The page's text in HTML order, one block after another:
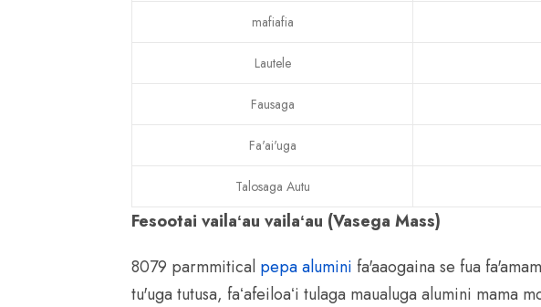
mafiafia
Lautele
Fausaga
Fa'ai'uga
Talosaga Autu
Fesootai vailaʻau vailaʻau (Vasega Mass)
8079 parmmitical pepa alumini fa'aaogaina se fua
tu'uga tutusa, faʻafeiloaʻi tulaga maualuga alumini mama